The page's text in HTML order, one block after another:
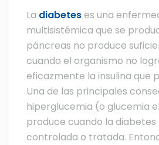
La diabeteses una
multisistémica que se
páncreas no produce
cuando el organismo no
eficazmente la insulina que
Una de las principales
hiperglucemia (o glucemia
produce cuando la diabetes
controlada o tratada.